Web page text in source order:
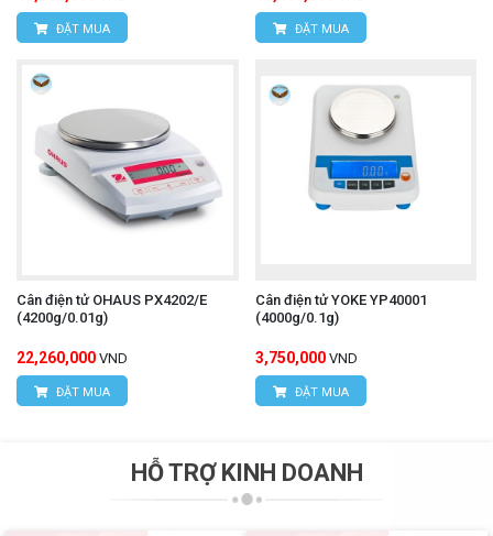
ĐẶT MUA ĐẶT MUA
Cân điện tử OHAUS PX4202/E
(4200g/0.01g)
22,260,000 VND
ĐẶT MUA
Cân điện tử YOKE YP40001
(4000g/0.1g)
3,750,000 VND
ĐẶT MUA
HỖ TRỢ KINH DOANH